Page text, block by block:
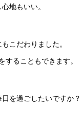
地もいい。
こだわりました。
することもできます。
を過ごしたいですか？